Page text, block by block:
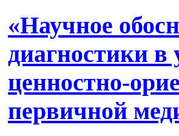
«Научное
диагностики
ценностно-
первичной